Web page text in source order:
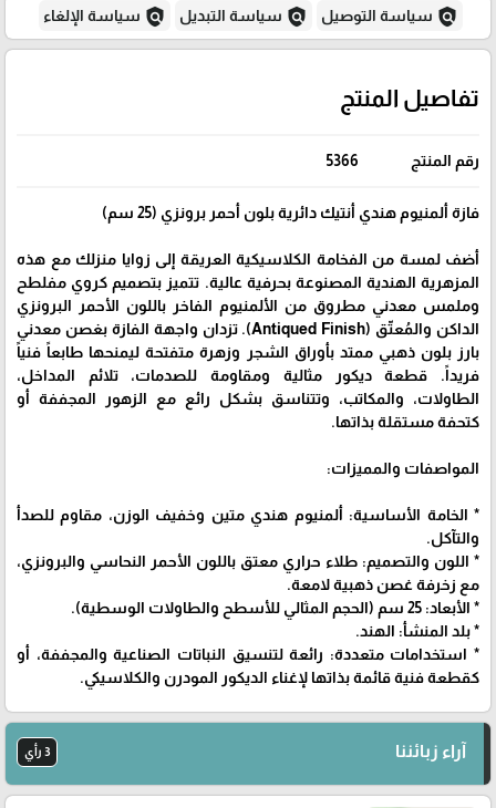
policy سياسة التوصيل policy سياسة التبديل policy سياسة الإلغاء
تفاصيل المنتج
رقم المنتج 5366
فازة ألمنيوم هندي أنتيك دائرية بلون أحمر برونزي (25 سم)
أضف لمسة من الفخامة الكلاسيكية العريقة إلى زوايا منزلك مع هذه
المزهرية الهندية المصنوعة بحرفية عالية. تتميز بتصميم كروي مفلطح
وملمس معدني مطروق من الألمنيوم الفاخر باللون الأحمر البرونزي
الداكن والمُعتّق (Antiqued Finish). تزدان واجهة الفازة بغصن معدني
بارز بلون ذهبي ممتد بأوراق الشجر وزهرة متفتحة ليمنحها طابعاً فنياً
فريداً. قطعة ديكور مثالية ومقاومة للصدمات، تلائم المداخل،
الطاولات، والمكاتب، وتتناسق بشكل رائع مع الزهور المجففة أو
كتحفة مستقلة بذاتها.
المواصفات والمميزات:
* الخامة الأساسية: ألمنيوم هندي متين وخفيف الوزن، مقاوم للصدأ
والتآكل.
* اللون والتصميم: طلاء حراري معتق باللون الأحمر النحاسي والبرونزي،
مع زخرفة غصن ذهبية لامعة.
* الأبعاد: 25 سم (الحجم المثالي للأسطح والطاولات الوسطية).
* بلد المنشأ: الهند.
* استخدامات متعددة: رائعة لتنسيق النباتات الصناعية والمجففة، أو
كقطعة فنية قائمة بذاتها لإغناء الديكور المودرن والكلاسيكي.
آراء زبائننا 3 رأي